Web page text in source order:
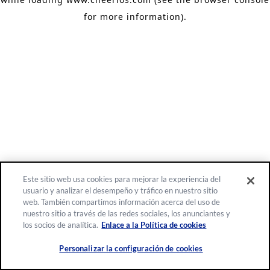
for more information).
Este sitio web usa cookies para mejorar la experiencia del
usuario y analizar el desempeño y tráfico en nuestro sitio
web. También compartimos información acerca del uso de
nuestro sitio a través de las redes sociales, los anunciantes y
los socios de analítica. Enlace a la Política de cookies
Personalizar la configuración de cookies